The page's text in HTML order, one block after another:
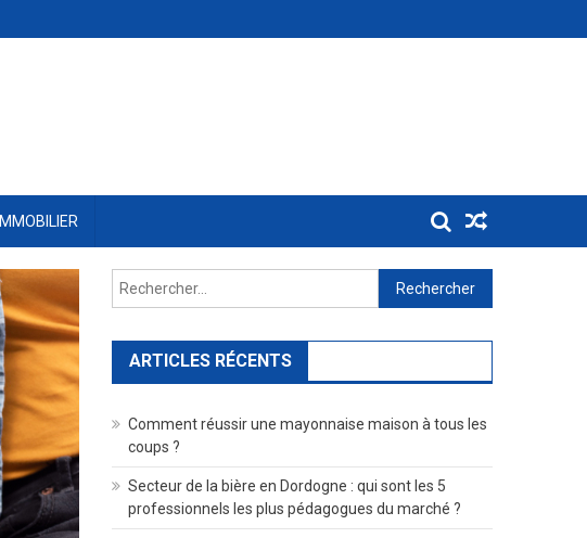
IMMOBILIER
Rechercher :
ARTICLES RÉCENTS
Comment réussir une mayonnaise maison à tous les
coups ?
Secteur de la bière en Dordogne : qui sont les 5
professionnels les plus pédagogues du marché ?